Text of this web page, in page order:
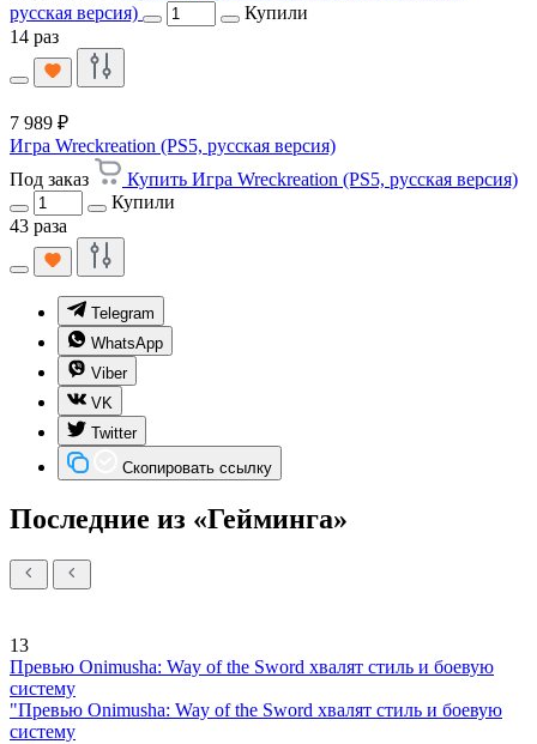
русская версия)
Купили
14 раз
7 989 ₽
Игра Wreckreation (PS5, русская версия)
Под заказ
Купить Игра Wreckreation (PS5, русская версия)
Купили
43 раза
Telegram
WhatsApp
Viber
VK
Twitter
Скопировать ссылку
Последние из «Гейминга»
13
Превью Onimusha: Way of the Sword хвалят стиль и боевую
систему
"Превью Onimusha: Way of the Sword хвалят стиль и боевую
систему